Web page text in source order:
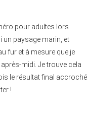
pour adultes lors
un paysage marin, et
fur et à mesure que je
midi. Je trouve cela
le résultat final accroché
!